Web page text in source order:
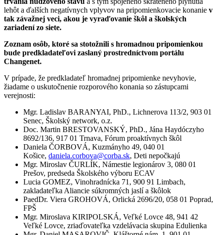
lehôt a ďalších negatívnych vplyvov na pripomienkovacie konanie v
tak závažnej veci, akou je vyraďovanie škôl a školských
zariadení zo siete.
Zoznam osôb, ktoré sa stotožnili s hromadnou pripomienkou
bude predkladateľovi zaslaný prostredníctvom portálu
Changenet.
V prípade, že predkladateľ hromadnej pripomienke nevyhovie,
žiadame o uskutočnenie rozporového konania so zástupcami
verejnosti:
Mgr. Ladislav BARANYAI, PhD., Lichnerova 113/2, 903 01
Senec, Školský network, o.z.
Doc. Martin BRESTOVANSKÝ, PhD., Jána Haydóczyho
8692/136, 917 01 Trnava, Fórum proaktívnych škôl
Daniela ČORBOVÁ, Kuzmányho 49, 040 01
Košice, daniela.corbova@corba.sk, Deti nepočkajú
Mgr. Miroslav ČURLÍK, Námestie legionárov 3, 080 01
Prešov, predseda Školského výboru ECAV
Lucia GOMEZ, Vinohradnícka 71, 900 91 Limbach,
zakladateľka Aliancie súkromných jaslí a škôlok
PaedDr. Viera GROHOVÁ, Orlická 2696/20, 058 01 Poprad,
FPŠ
Mgr. Miroslava KIRIPOLSKÁ, Veľké Lovce 48, 941 42
Veľké Lovce, zriaďovateľka vzdelávacia skupina Edulienka